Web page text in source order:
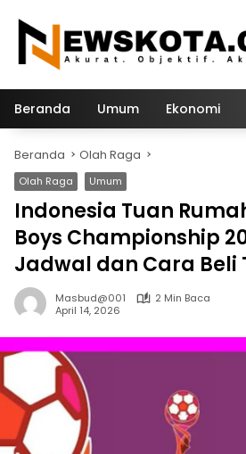
konten
Beranda Umum Ekonomi
Beranda Olah Raga
Olah Raga Umum
Indonesia Tuan Rumah
Boys Championship
Jadwal dan Cara Beli
Masbud@001
2 Min Baca
April 14, 2026